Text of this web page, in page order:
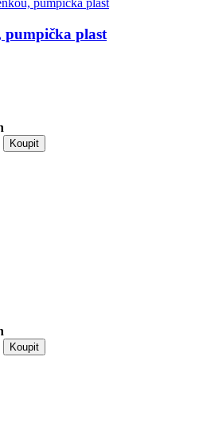
pumpička plast
Koupit
Koupit